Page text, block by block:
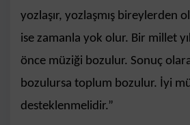
yozlaşır, yozlaşmış bireylerden
ise zamanla yok olur. Bir millet
önce müziği bozulur. Sonuç
bozulursa toplum bozulur. İyi
desteklenmelidir.”